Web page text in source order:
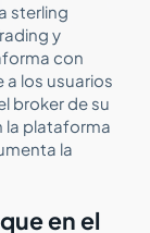
sterling
y
con
los usuarios
broker de su
la plataforma
la
en el